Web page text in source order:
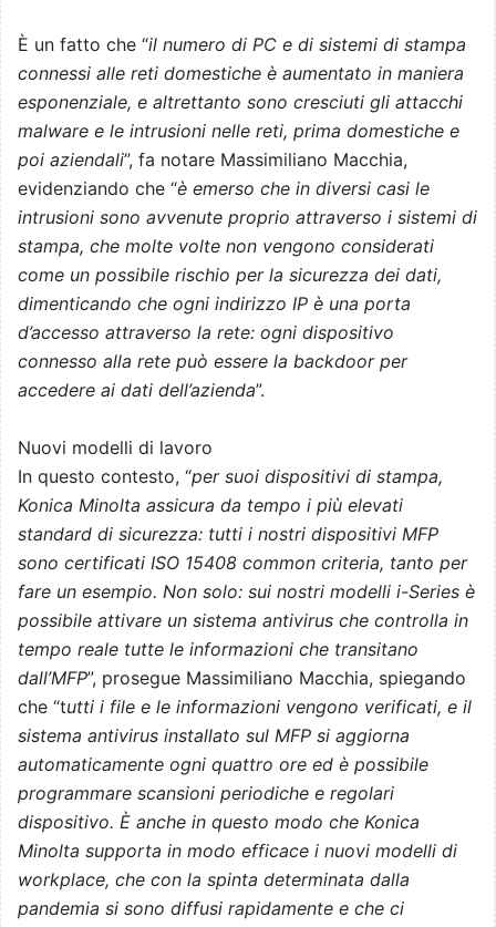
È un fatto che “il numero di PC e di sistemi di stampa
connessi alle reti domestiche è aumentato in maniera
esponenziale, e altrettanto sono cresciuti gli attacchi
malware e le intrusioni nelle reti, prima domestiche e
poi aziendali”, fa notare Massimiliano Macchia,
evidenziando che “è emerso che in diversi casi le
intrusioni sono avvenute proprio attraverso i sistemi di
stampa, che molte volte non vengono considerati
come un possibile rischio per la sicurezza dei dati,
dimenticando che ogni indirizzo IP è una porta
d’accesso attraverso la rete: ogni dispositivo
connesso alla rete può essere la backdoor per
accedere ai dati dell’azienda”.
Nuovi modelli di lavoro
In questo contesto, “per suoi dispositivi di stampa,
Konica Minolta assicura da tempo i più elevati
standard di sicurezza: tutti i nostri dispositivi MFP
sono certificati ISO 15408 common criteria, tanto per
fare un esempio. Non solo: sui nostri modelli i-Series è
possibile attivare un sistema antivirus che controlla in
tempo reale tutte le informazioni che transitano
dall’MFP”, prosegue Massimiliano Macchia, spiegando
che “tutti i file e le informazioni vengono verificati, e il
sistema antivirus installato sul MFP si aggiorna
automaticamente ogni quattro ore ed è possibile
programmare scansioni periodiche e regolari
dispositivo. È anche in questo modo che Konica
Minolta supporta in modo efficace i nuovi modelli di
workplace, che con la spinta determinata dalla
pandemia si sono diffusi rapidamente e che ci